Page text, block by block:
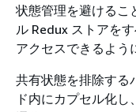
状態管理を避けるこ
ル Redux ストアを
アクセスできるよう
共有状態を排除する
ド内にカプセル化